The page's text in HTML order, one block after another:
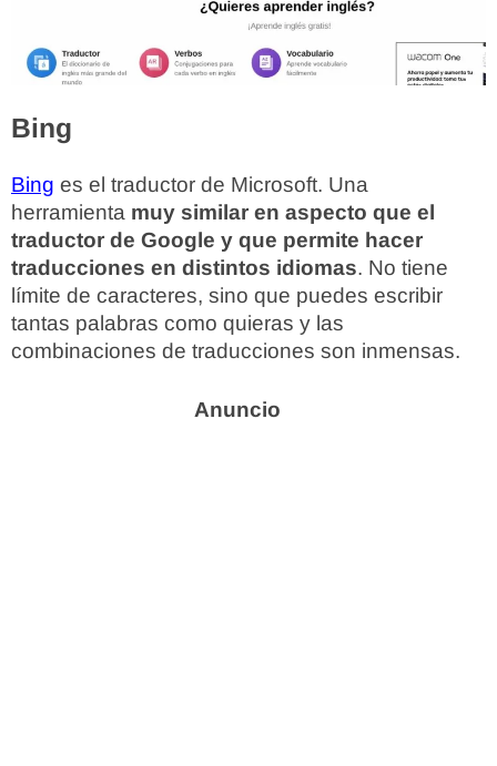
Bing
Bing es el traductor de Microsoft. Una
herramienta muy similar en aspecto que el
traductor de Google y que permite hacer
traducciones en distintos idiomas. No tiene
límite de caracteres, sino que puedes escribir
tantas palabras como quieras y las
combinaciones de traducciones son inmensas.